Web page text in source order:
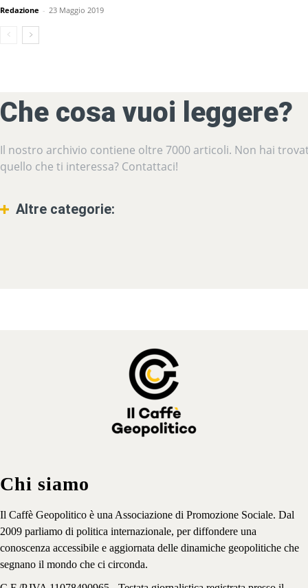
Redazione - 23 Maggio 2019
Che cosa vuoi leggere?
Il nostro archivio contiene oltre 7000 articoli. Non hai
quello che ti interessa? Contattaci!
Altre categorie:
Chi siamo
Il Caffè Geopolitico è una Associazione di Promozione Sociale. Dal
2009 parliamo di politica internazionale, per diffondere una
conoscenza accessibile e aggiornata delle dinamiche geopolitiche che
segnano il mondo che ci circonda.